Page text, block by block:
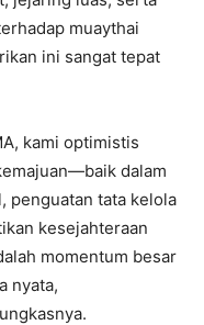
muaythai
ini sangat tepat
kami optimistis
dalam
penguatan tata kelola
kesejahteraan
momentum besar
nyata,